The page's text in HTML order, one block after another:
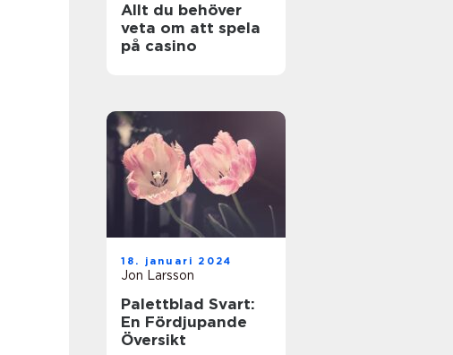
Allt du behöver
veta om att spela
på casino
18. januari 2024
Jon Larsson
Palettblad Svart:
En Fördjupande
Översikt